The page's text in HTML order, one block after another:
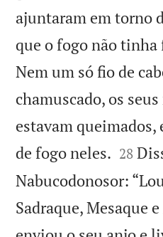
ajuntaram em torno
que o fogo não tinha
Nem um só fio de
chamuscado, os
estavam queimados,
de fogo neles. 

28
Nabucodonosor:
Sadraque, Mesaque